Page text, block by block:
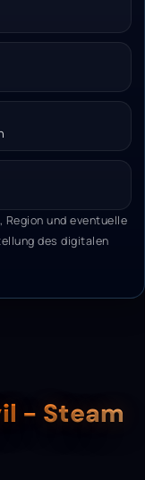
und eventuelle
des digitalen
- Steam